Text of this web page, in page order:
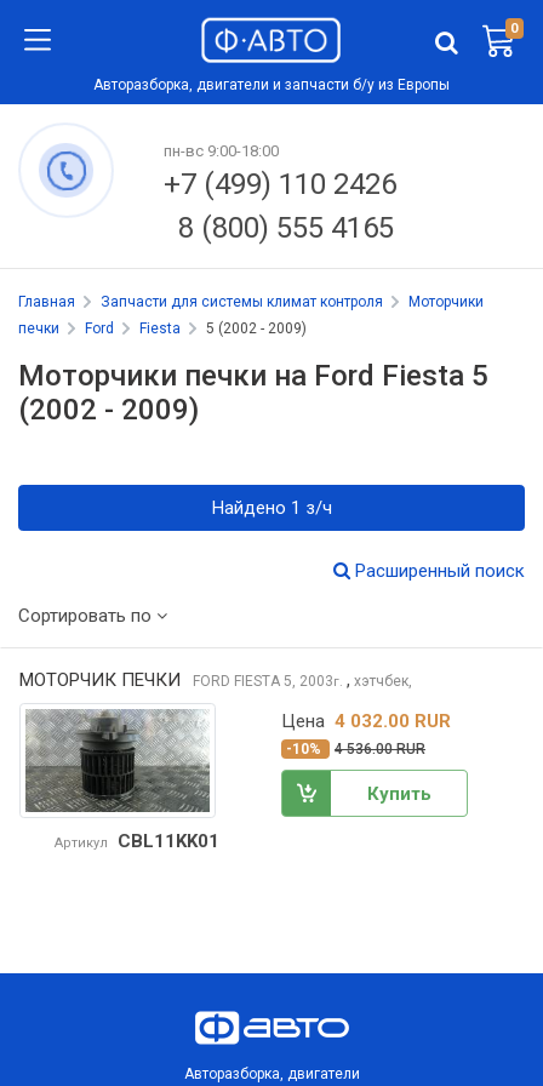
0
Авторазборка, двигатели и запчасти б/у из Европы
пн-вс 9:00-18:00
+7 (499) 110 2426
8 (800) 555 4165
Главная Запчасти для системы климат контроля
Моторчики
печки
Ford Fiesta 5 (2002 - 2009)
Моторчики печки на Ford Fiesta 5
(2002 - 2009)
Найдено 1 з/ч
Расширенный поиск
Сортировать по
МОТОРЧИК ПЕЧКИ FORD FIESTA 5, 2003г. , хэтчбек,
Артикул CBL11KK01
Цена 4 032.00 RUR
-10% 4 536.00 RUR
Купить
Авторазборка, двигатели